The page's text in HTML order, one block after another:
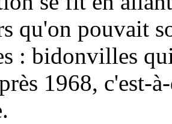
qu'on pouvait
: bidonvilles
1968, c'est-